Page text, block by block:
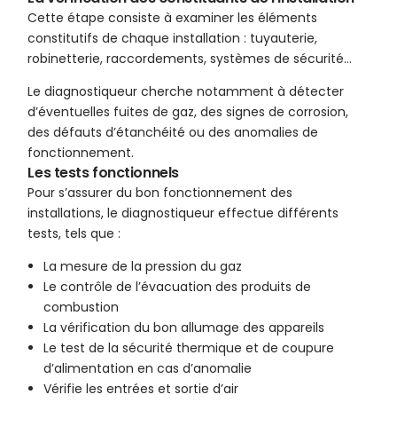
Cette étape consiste à examiner les éléments
constitutifs de chaque installation : tuyauterie,
robinetterie, raccordements, systèmes de sécurité…
Le diagnostiqueur cherche notamment à détecter
d’éventuelles fuites de gaz, des signes de corrosion,
des défauts d’étanchéité ou des anomalies de
fonctionnement.
Les tests fonctionnels
Pour s’assurer du bon fonctionnement des
installations, le diagnostiqueur effectue différents
tests, tels que :
La mesure de la pression du gaz
Le contrôle de l’évacuation des produits de
combustion
La vérification du bon allumage des appareils
Le test de la sécurité thermique et de coupure
d’alimentation en cas d’anomalie
Vérifie les entrées et sortie d’air